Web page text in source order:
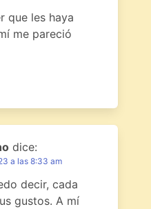
que les haya
me pareció
dice:
a las 8:33 am
decir, cada
gustos. A mí